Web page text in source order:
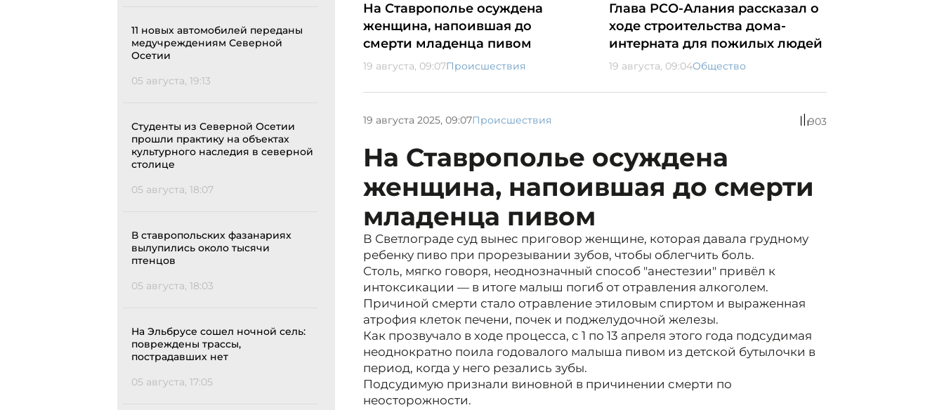
11 новых автомобилей переданы
медучреждениям Северной
Осетии
05 августа, 19:13
Студенты из Северной Осетии
прошли практику на объектах
культурного наследия в северной
столице
05 августа, 18:07
В ставропольских фазанариях
вылупились около тысячи
птенцов
05 августа, 18:03
На Эльбрусе сошел ночной сель:
повреждены трассы,
пострадавших нет
05 августа, 17:05
На Ставрополье осуждена
женщина, напоившая до
смерти младенца пивом
19 августа, 09:07Происшествия
Глава РСО-Алания рассказал о
ходе строительства дома-
интерната для пожилых людей
19 августа, 09:04Общество
19 августа 2025, 09:07Происшествия 903
На Ставрополье осуждена
женщина, напоившая до смерти
младенца пивом
В Светлограде суд вынес приговор женщине, которая давала грудному
ребенку пиво при прорезывании зубов, чтобы облегчить боль.
Столь, мягко говоря, неоднозначный способ "анестезии" привёл к
интоксикации — в итоге малыш погиб от отравления алкоголем.
Причиной смерти стало отравление этиловым спиртом и выраженная
атрофия клеток печени, почек и поджелудочной железы.
Как прозвучало в ходе процесса, с 1 по 13 апреля этого года подсудимая
неоднократно поила годовалого малыша пивом из детской бутылочки в
период, когда у него резались зубы.
Подсудимую признали виновной в причинении смерти по
неосторожности.